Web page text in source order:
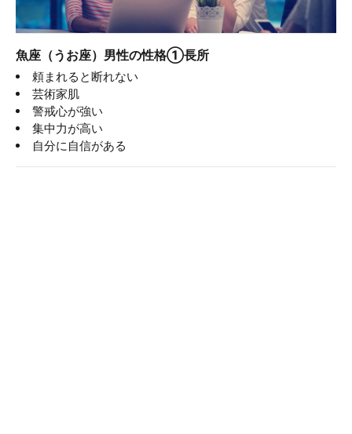
魚座（うお座）男性の性格①長所
頼まれると断れない
芸術家肌
警戒心が強い
集中力が高い
自分に自信がある